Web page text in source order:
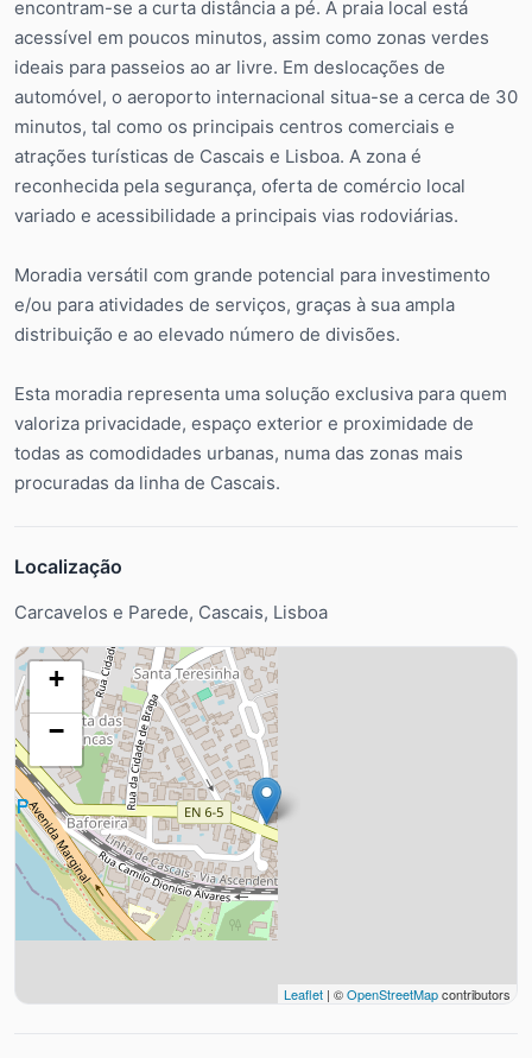
encontram-se a curta distância a pé. A praia local está
acessível em poucos minutos, assim como zonas verdes
ideais para passeios ao ar livre. Em deslocações de
automóvel, o aeroporto internacional situa-se a cerca de 30
minutos, tal como os principais centros comerciais e
atrações turísticas de Cascais e Lisboa. A zona é
reconhecida pela segurança, oferta de comércio local
variado e acessibilidade a principais vias rodoviárias.
Moradia versátil com grande potencial para investimento
e/ou para atividades de serviços, graças à sua ampla
distribuição e ao elevado número de divisões.
Esta moradia representa uma solução exclusiva para quem
valoriza privacidade, espaço exterior e proximidade de
todas as comodidades urbanas, numa das zonas mais
procuradas da linha de Cascais.
Localização
Carcavelos e Parede, Cascais, Lisboa
+
−
Leaflet | ©OpenStreetMapcontributors